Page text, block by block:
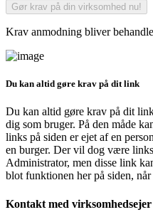
Krav anmodning bliver
Du kan altid gøre krav på dit link
Du kan altid gøre krav på dit
dig som bruger. På den måde
links på siden er ejet af en
en burger. Der vil dog være
Administrator, men disse link
blot funktionen her på siden,
Kontakt med virksomhedsejer